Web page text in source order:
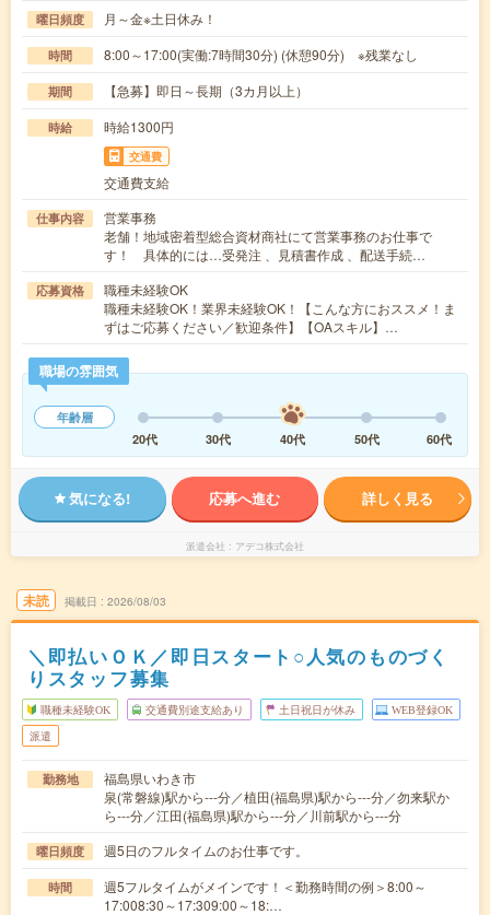
曜日頻度 月～金※土日休み！
時間 8:00～17:00(実働:7時間30分) (休憩90分) ※残業なし
期間 【急募】即日～長期（3カ月以上）
時給 時給1300円
交通費
交通費支給
仕事内容
営業事務
老舗！地域密着型総合資材商社にて営業事務のお仕事で
す！ 具体的には…受発注 、見積書作成 、配送手続…
応募資格
職種未経験OK
職種未経験OK！業界未経験OK！【こんな方におススメ！ま
ずはご応募ください／歓迎条件】【OAスキル】…
職場の雰囲気
年齢層
20代
30代 40代 50代 60代
気になる! 応募へ進む 詳しく見る
派遣会社 アデコ株式会社
未読 掲載日 2026/08/03
＼即払いＯＫ／即日スタート○人気のものづく
りスタッフ募集
職種未経験OK 交通費別途支給あり 土日祝日が休み WEB登録OK
派遣
勤務地
福島県いわき市
泉(常磐線)駅から---分／植田(福島県)駅から---分／勿来駅か
ら---分／江田(福島県)駅から---分／川前駅から---分
曜日頻度 週5日のフルタイムのお仕事です。
時間
週5フルタイムがメインです！＜勤務時間の例＞8:00～
17:008:30～17:309:00～18:…